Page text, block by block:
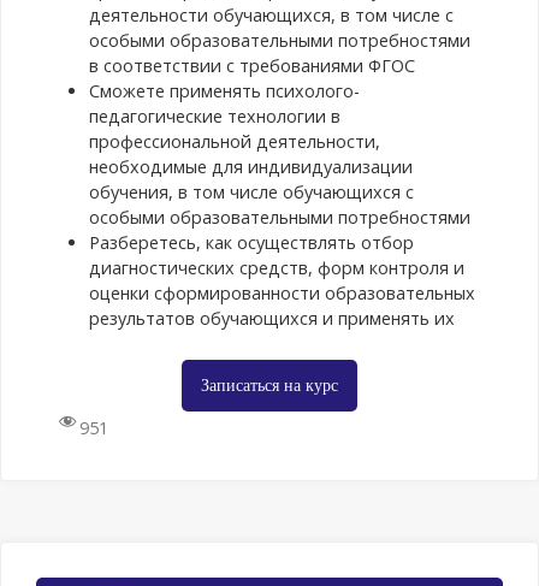
Групповые проекты и совместные
исследования в контексте
визуализации. Методы оценки
эффективности визуализации.
Критерии оценки понимания и усвоения
материала. Анкеты и опросы для
студентов. Возможности интеграции
методов визуализации в учебные планы.
Рекомендации для преподавателей по
внедрению визуальных технологий при
изучении разделов анатомии человека:
опорно-двигательный аппарат,
мышечная система (визуализация
движении), дыхательная система, в том
числе наиболее распространенные
патологии дыхательной системы,
деятельности обучающихся, в том числе с
особыми образовательными потребностями
в соответствии с требованиями ФГОС
Сможете применять психолого-
педагогические технологии в
профессиональной деятельности,
необходимые для индивидуализации
обучения, в том числе обучающихся с
особыми образовательными потребностями
Разберетесь, как осуществлять отбор
диагностических средств, форм контроля и
оценки сформированности образовательных
результатов обучающихся и применять их
Записаться на курс
951